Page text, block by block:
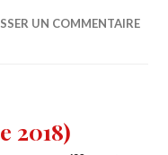
UN COMMENTAIRE
2018)